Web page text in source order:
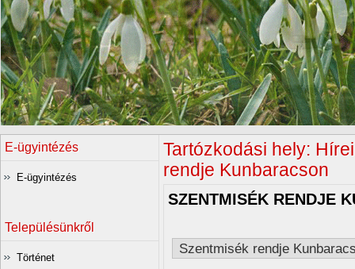
E-ügyintézés
E-ügyintézés
Településünkről
Történet
Tartózkodási hely:
rendje Kunbaracson
SZENTMISÉK RENDJE
Szentmisék rendje